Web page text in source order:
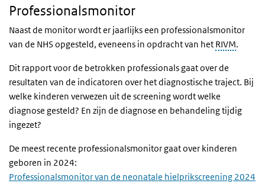
Professionalsmonitor
Naast de monitor wordt er jaarlijks een professionalsmonitor
van de NHS opgesteld, eveneens in opdracht van het RIVM.
Dit rapport voor de betrokken professionals gaat over de
resultaten van de indicatoren over het diagnostische traject. Bij
welke kinderen verwezen uit de screening wordt welke
diagnose gesteld? En zijn de diagnose en behandeling tijdig
ingezet?
De meest recente professionalsmonitor gaat over kinderen
geboren in 2024:
Professionalsmonitor van de neonatale hielprikscreening 2024